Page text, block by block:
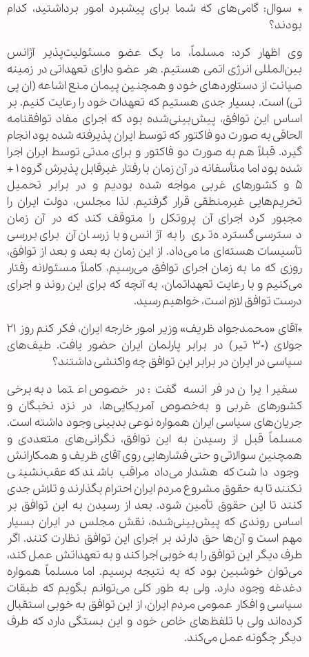
* سوال: گامی‌های که شما برای پیشبرد امور برداشتید، کدام
بودند؟
وی اظهار کرد: مسلماً، ما یک عضو مسئولیت‌پذیر آژانس
بین‌المللی انرژی اتمی هستیم. هر عضو دارای تعهداتی در زمینه
صیانت از دستاوردهای خود و همچنین پیمان منع اشاعه (ان پی
تی) است. بسیار جدی هستیم که تعهدات خود را رعایت کنیم. بر
اساس این توافق، پیش‌بینی‌شده بود که اجرای مفاد توافقنامه
الحاقی به صورت دو فاکتور که توسط ایران پذیرفته شده بود انجام
گیرد. قبلاً هم به صورت دو فاکتور و برای مدتی توسط ایران اجرا
شده بود اما متأسفانه در آن زمان با رفتار غیرقابل پذیرش گروه ۱ +
۵ و کشورهای غربی مواجه شده بودیم و در برابر تحمیل
تحریم‌هایی غیرمنطقی قرار گرفتیم. لذا مجلس، دولت ایران را
مجبور کرد اجرای آن پروتکل را متوقف کند که در آن زمان
دسترسی گسترده‌تری را به آژانس و بازرسان آن برای بررسی
تأسیسات هسته‌ای ما می‌داد. از این زمان به بعد و بعد از توافق،
روزی که ما به زمان اجرای توافق می‌رسیم، کاملاً مسئولانه رفتار
می‌کنیم و با رعایت تعهداتمان، به آنچه که برای این روند و اجرای
درست توافق لازم است، خواهیم رسید.
*آقای «محمدجواد ظریف» وزیر امور خارجه ایران، فکر کنم روز ۲۱
جولای (۳۰ تیر) در برابر پارلمان ایران حضور یافت. طیف‌های
سیاسی در ایران در برابر این توافق چه واکنشی داشتند؟
سفیر ایران در فرانسه گفت: در خصوص اعتماد به برخی
کشورهای غربی و به‌خصوص آمریکایی‌ها، در نزد نخبگان و
جریان‌های سیاسی ایران همواره نوعی بدبینی وجود داشته است.
مسلماً قبل از رسیدن به این توافق، نگرانی‌های متعددی و
همچنین سوالاتی و حتی فشارهایی روی آقای ظریف و همکارانش
وجود داشت که هشدار می‌داد مراقب باشند که عقب‌نشینی
نکنند تا به حقوق مشروع مردم ایران احترام بگذارند و تلاش جدی
کنند تا این حقوق تأمین شود. بعد از رسیدن به این توافق بر
اساس روندی که پیش‌بینی‌شده، نقش مجلس در ایران بسیار
مهم است و آن‌ها حق دارند بر اجرای این توافق نظارت کنند. اگر
طرف دیگر این توافق را به خوبی اجرا کند و به تعهداتش عمل کند،
می‌توان خوشبین بود که به نتیجه برسیم. اما مسلماً همواره
دغدغه وجود دارد. ولی به طور کلی می‌توانم بگویم که طبقات
سیاسی و افکار عمومی مردم ایران، از این توافق به خوبی استقبال
کرده‌اند ولی با تلفظ‌های خاص خود و این بستگی دارد که طرف
دیگر چگونه عمل می‌کند.